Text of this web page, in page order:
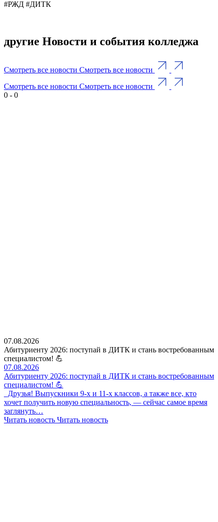
#РЖД #ДИТК
другие Новости и события колледжа
Смотреть все новости Смотреть все новости
Смотреть все новости Смотреть все новости
0 - 0
07.08.2026
Абитуриенту 2026: поступай в ДИТК и стань востребованным
специалистом! 💪
07.08.2026
Абитуриенту 2026: поступай в ДИТК и стань востребованным
специалистом! 💪
Друзья! Выпускники 9-х и 11-х классов, а также все, кто
хочет получить новую специальность, — сейчас самое время
заглянуть…
Читать новость Читать новость